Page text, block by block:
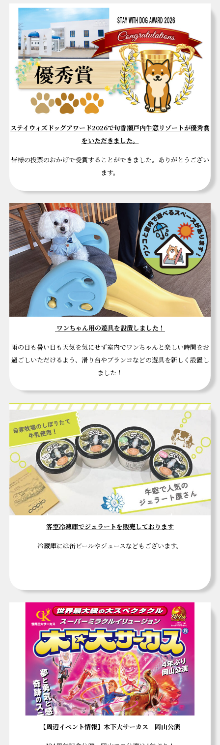
ステイウィズドッグアワード2026で旬香瀬戸内牛窓リゾートが優秀賞
をいただきました。
皆様の投票のおかげで受賞することができました。ありがとうござい
ます。
ワンちゃん用の遊具を設置しました！
雨の日も暑い日も天気を気にせず室内でワンちゃんと楽しい時間をお
過ごしいただけるよう、滑り台やブランコなどの遊具を新しく設置し
ました！
客室冷凍庫でジェラートを販売しております
冷蔵庫には缶ビールやジュースなどもございます。
【周辺イベント情報】木下大サーカス 岡山公演